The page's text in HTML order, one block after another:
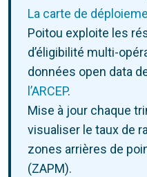
La carte de
Poitou exploite les
d’éligibilité multi-
données open data
l’ARCEP.
Mise à jour chaque
visualiser le taux de
zones arrières de
(ZAPM).